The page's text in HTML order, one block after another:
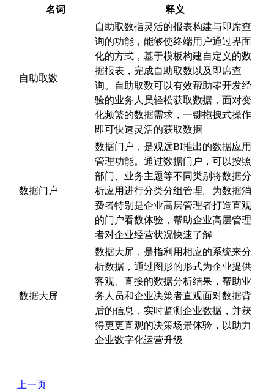
名词 释义
自助取数
自助取数指灵活的报表构建与即席查
询的功能，能够使终端用户通过界面
化的方式，基于模板构建自定义的数
据报表，完成自助取数以及即席查
询。自助取数可以有效帮助零开发经
验的业务人员轻松获取数据，面对变
化频繁的数据需求，一键拖拽式操作
即可快速灵活的获取数据
数据门户
数据门户，是观远BI推出的数据应用
管理功能。通过数据门户，可以按照
部门、业务主题等不同类别将数据分
析应用进行分类分组管理。为数据消
费者特别是企业高层管理者打造直观
的门户看数体验，帮助企业高层管理
者对企业经营状况快速了解
数据大屏
数据大屏，是指利用相应的系统来分
析数据，通过图形的形式为企业提供
客观、直接的数据分析结果，帮助业
务人员和企业决策者直观面对数据背
后的信息，实时监测企业数据，并获
得更更直观的决策场景体验，以助力
企业数字化运营升级
上一页